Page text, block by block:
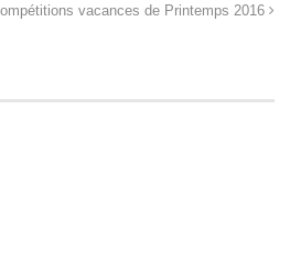
vacances de Printemps 2016